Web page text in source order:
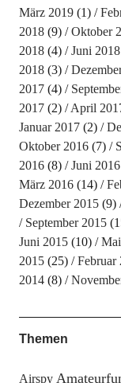
März 2019(1)
2018(9) Oktober
2018(4) Juni 2018
2018(3)
2017(4)
2017(2) April
Januar 2017(2)
Oktober 2016(7)
2016(8) Juni 2016
März 2016(14)
Dezember 2015(9)
September 2015
Juni 2015(10)
2015(25) Februar
2014(8)
Themen
Airspy